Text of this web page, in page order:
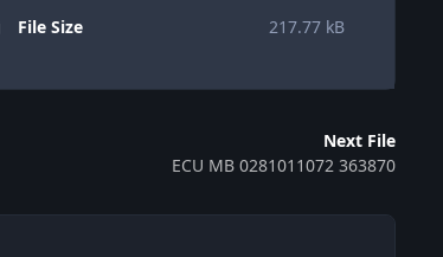
File Size 217.77 kB
Next File
ECU MB 0281011072 363870